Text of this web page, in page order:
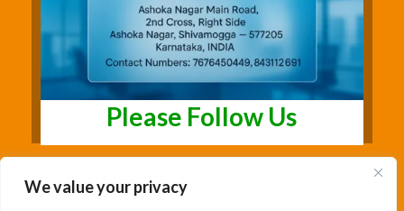
We value your privacy
Please Follow Us